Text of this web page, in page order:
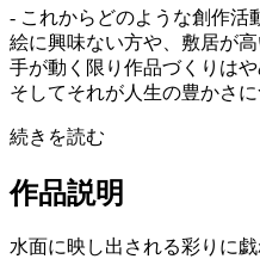
- これからどのような創作活
絵に興味ない方や、敷居が
手が動く限り作品づくりは
そしてそれが人生の豊かさ
続きを読む
作品説明
水面に映し出される彩りに